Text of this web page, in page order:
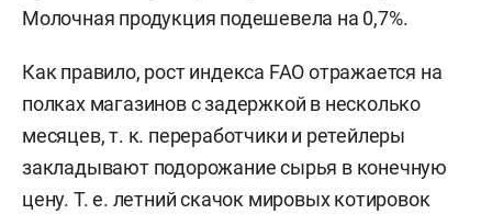
Молочная продукция подешевела на 0,7%.
Как правило, рост индекса FAO отражается на
полках магазинов с задержкой в несколько
месяцев, т. к. переработчики и ретейлеры
закладывают подорожание сырья в конечную
цену. Т. е. летний скачок мировых котировок